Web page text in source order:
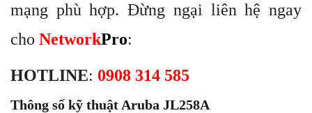
mạng phù hợp. Đừng ngại liên hệ ngay
cho NetworkPro:
HOTLINE: 0908 314 585
Thông số kỹ thuật Aruba JL258A